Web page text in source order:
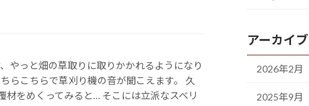
やっと畑の草取りに取りかかれるようになり
らこちらで草刈り機の音が聞こえます。 久
材をめくってみると… そこには立派なスベリ
アーカイブ
2026年2月
2025年9月